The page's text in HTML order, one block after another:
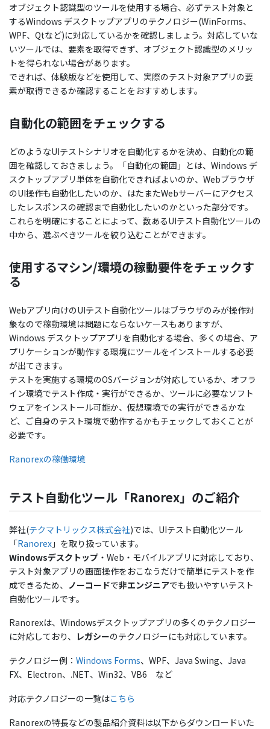
オブジェクト認識型のツールを使用する場合、必ずテスト対象と
するWindows デスクトップアプリのテクノロジー(WinForms、
WPF、Qtなど)に対応しているかを確認しましょう。対応していな
いツールでは、要素を取得できず、オブジェクト認識型のメリッ
トを得られない場合があります。
できれば、体験版などを使用して、実際のテスト対象アプリの要
素が取得できるか確認することをおすすめします。
自動化の範囲をチェックする
どのようなUIテストシナリオを自動化するかを決め、自動化の範
囲を確認しておきましょう。「自動化の範囲」とは、Windows デ
スクトップアプリ単体を自動化できればよいのか、Webブラウザ
のUI操作も自動化したいのか、はたまたWebサーバーにアクセス
したレスポンスの確認まで自動化したいのかといった部分です。
これらを明確にすることによって、数あるUIテスト自動化ツールの
中から、選ぶべきツールを絞り込むことができます。
使用するマシン/環境の稼動要件をチェックす
る
Webアプリ向けのUIテスト自動化ツールはブラウザのみが操作対
象なので稼動環境は問題にならないケースもありますが、
Windows デスクトップアプリを自動化する場合、多くの場合、ア
プリケーションが動作する環境にツールをインストールする必要
が出てきます。
テストを実施する環境のOSバージョンが対応しているか、オフラ
イン環境でテスト作成・実行ができるか、ツールに必要なソフト
ウェアをインストール可能か、仮想環境での実行ができるかな
ど、ご自身のテスト環境で動作するかもチェックしておくことが
必要です。
Ranorexの稼働環境
テスト自動化ツール「Ranorex」のご紹介
弊社(テクマトリックス株式会社)では、UIテスト自動化ツール
「Ranorex 」を取り扱っています。
Windowsデスクトップ ・Web・モバイルアプリに対応しており、
テスト対象アプリの画面操作をおこなうだけで簡単にテストを作
成できるため、 ノーコードで非エンジニアでも扱いやすいテスト
自動化ツールです。
Ranorexは、Windowsデスクトップアプリの多くのテクノロジー
に対応しており、 レガシーのテクノロジーにも対応しています。
テクノロジー例： Windows Forms、WPF、Java Swing、Java
FX、Electron、.NET、Win32、VB6 など
対応テクノロジーの一覧はこちら
Ranorexの特長などの製品紹介資料は以下からダウンロードいた